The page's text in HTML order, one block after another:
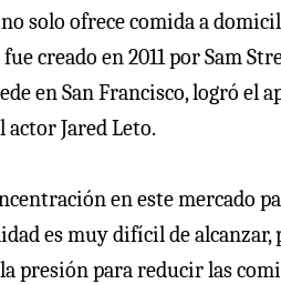
solo ofrece comida a
creado en 2011 por Sam
en San Francisco, logró el
Jared Leto.
en este mercado
es muy difícil de alcanzar,
presión para reducir las